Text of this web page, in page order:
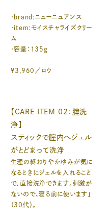
・brand:ニューニュアンス
・item:モイスチャライズクリー
ム
・容量：135g
¥3,960／ロウ
【CARE ITEM 02：腟洗
浄】
スティックで腟内へジェル
がとどまって洗浄
生理の終わりやかゆみが気に
なるときにジェルを入れること
で、直接洗浄できます。刺激が
ないので、寝る前に使います」
（30代）。